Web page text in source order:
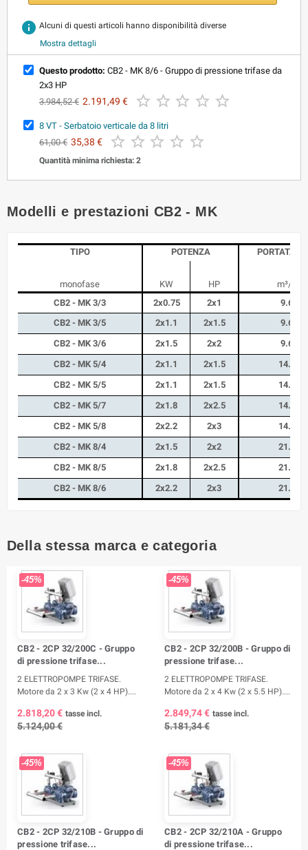
info Alcuni di questi articoli hanno disponibilità diverse
Mostra dettagli
Questo prodotto: CB2 - MK 8/6 - Gruppo di pressione trifase da
2x3 HP
3.984,52 € 2.191,49 €     
8 VT - Serbatoio verticale da 8 litri
61,00 € 35,38 €     
Quantità minima richiesta: 2
Modelli e prestazioni CB2 - MK
TIPO
monofase
CB2 - MK 3/3
CB2 - MK 3/5
CB2 - MK 3/6
CB2 - MK 5/4
CB2 - MK 5/5
CB2 - MK 5/7
CB2 - MK 5/8
CB2 - MK 8/4
CB2 - MK 8/5
CB2 - MK 8/6
POTENZA
KW
HP
2x0.75
2x1
2x1.1
2x1.5
2x1.5
2x2
2x1.1
2x1.5
2x1.1
2x1.5
2x1.8
2x2.5
2x2.2
2x3
2x1.5
2x2
2x1.8
2x2.5
2x2.2
2x3
PORTATA
m³/h
9.6
9.6
9.6
14.4
14.4
14.4
14.4
21.6
21.6
21.6
Della stessa marca e categoria
-45%
CB2 - 2CP 32/200C - Gruppo
di pressione trifase...
2 ELETTROPOMPE TRIFASE.
Motore da 2 x 3 Kw (2 x 4 HP)....
2.818,20 € tasse incl.
5.124,00 €
-45%
CB2 - 2CP 32/200B - Gruppo di
pressione trifase...
2 ELETTROPOMPE TRIFASE.
Motore da 2 x 4 Kw (2 x 5.5 HP)....
2.849,74 € tasse incl.
5.181,34 €
-45%
CB2 - 2CP 32/210B - Gruppo di
pressione trifase...
-45%
CB2 - 2CP 32/210A - Gruppo
di pressione trifase...